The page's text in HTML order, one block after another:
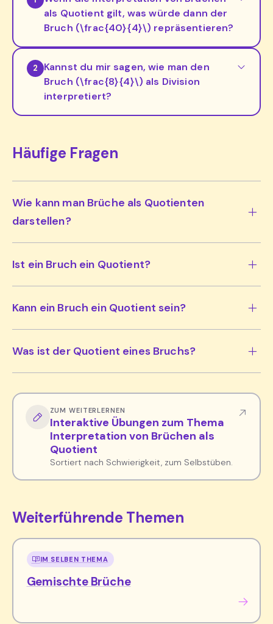
als Quotient gilt, was würde dann der
Bruch (\frac{40}{4}\) repräsentieren?
2
Kannst du mir sagen, wie man den
Bruch (\frac{8}{4}\) als Division
interpretiert?
Häufige Fragen
Wie kann man Brüche als Quotienten
darstellen?
Ist ein Bruch ein Quotient?
Kann ein Bruch ein Quotient sein?
Was ist der Quotient eines Bruchs?
ZUM WEITERLERNEN
Interaktive Übungen zum Thema
Interpretation von Brüchen als
Quotient
Sortiert nach Schwierigkeit, zum Selbstüben.
Weiterführende Themen
IM SELBEN THEMA
Gemischte Brüche